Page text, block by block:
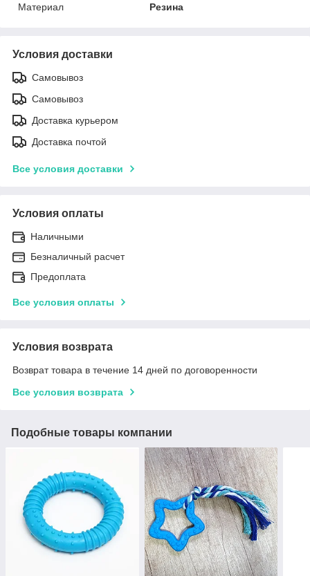
Материал
Резина
Условия доставки
Самовывоз
Самовывоз
Доставка курьером
Доставка почтой
Все условия доставки
Условия оплаты
Наличными
Безналичный расчет
Предоплата
Все условия оплаты
Условия возврата
Возврат товара в течение 14 дней по договоренности
Все условия возврата
Подобные товары компании